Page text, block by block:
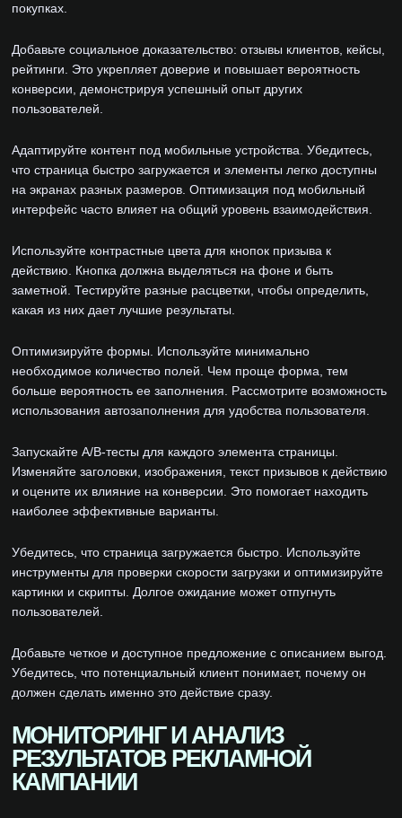
покупках.
Добавьте социальное доказательство: отзывы клиентов, кейсы,
рейтинги. Это укрепляет доверие и повышает вероятность
конверсии, демонстрируя успешный опыт других
пользователей.
Адаптируйте контент под мобильные устройства. Убедитесь,
что страница быстро загружается и элементы легко доступны
на экранах разных размеров. Оптимизация под мобильный
интерфейс часто влияет на общий уровень взаимодействия.
Используйте контрастные цвета для кнопок призыва к
действию. Кнопка должна выделяться на фоне и быть
заметной. Тестируйте разные расцветки, чтобы определить,
какая из них дает лучшие результаты.
Оптимизируйте формы. Используйте минимально
необходимое количество полей. Чем проще форма, тем
больше вероятность ее заполнения. Рассмотрите возможность
использования автозаполнения для удобства пользователя.
Запускайте A/B-тесты для каждого элемента страницы.
Изменяйте заголовки, изображения, текст призывов к действию
и оцените их влияние на конверсии. Это помогает находить
наиболее эффективные варианты.
Убедитесь, что страница загружается быстро. Используйте
инструменты для проверки скорости загрузки и оптимизируйте
картинки и скрипты. Долгое ожидание может отпугнуть
пользователей.
Добавьте четкое и доступное предложение с описанием выгод.
Убедитесь, что потенциальный клиент понимает, почему он
должен сделать именно это действие сразу.
МОНИТОРИНГ И АНАЛИЗ
РЕЗУЛЬТАТОВ РЕКЛАМНОЙ
КАМПАНИИ